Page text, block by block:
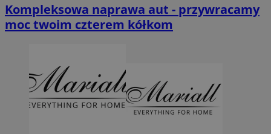
Kompleksowa naprawa aut - przywracamy
moc twoim czterem kółkom